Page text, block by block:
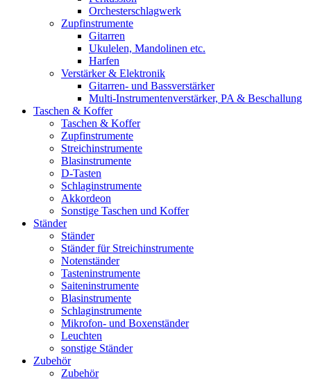
Orchesterschlagwerk
Zupfinstrumente
Gitarren
Ukulelen, Mandolinen etc.
Harfen
Verstärker & Elektronik
Gitarren- und Bassverstärker
Multi-Instrumentenverstärker, PA & Beschallung
Taschen & Koffer
Taschen & Koffer
Zupfinstrumente
Streichinstrumente
Blasinstrumente
D-Tasten
Schlaginstrumente
Akkordeon
Sonstige Taschen und Koffer
Ständer
Ständer
Ständer für Streichinstrumente
Notenständer
Tasteninstrumente
Saiteninstrumente
Blasinstrumente
Schlaginstrumente
Mikrofon- und Boxenständer
Leuchten
sonstige Ständer
Zubehör
Zubehör